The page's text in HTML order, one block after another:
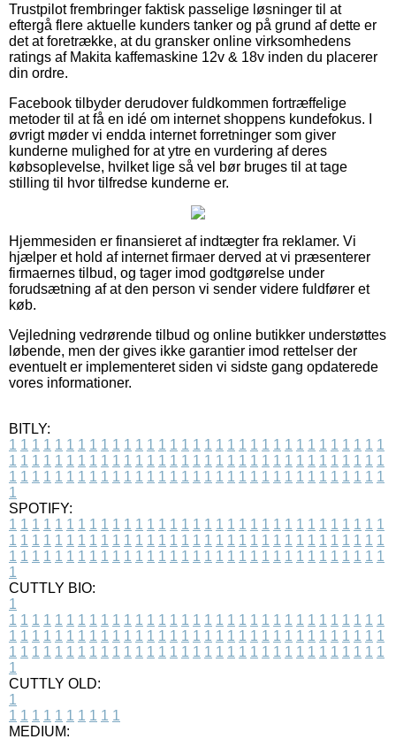
Trustpilot frembringer faktisk passelige løsninger til at
eftergå flere aktuelle kunders tanker og på grund af dette er
det at foretrække, at du gransker online virksomhedens
ratings af Makita kaffemaskine 12v & 18v inden du placerer
din ordre.
Facebook tilbyder derudover fuldkommen fortræffelige
metoder til at få en idé om internet shoppens kundefokus. I
øvrigt møder vi endda internet forretninger som giver
kunderne mulighed for at ytre en vurdering af deres
købsoplevelse, hvilket lige så vel bør bruges til at tage
stilling til hvor tilfredse kunderne er.
Hjemmesiden er finansieret af indtægter fra reklamer. Vi
hjælper et hold af internet firmaer derved at vi præsenterer
firmaernes tilbud, og tager imod godtgørelse under
forudsætning af at den person vi sender videre fuldfører et
køb.
Vejledning vedrørende tilbud og online butikker understøttes
løbende, men der gives ikke garantier imod rettelser der
eventuelt er implementeret siden vi sidste gang opdaterede
vores informationer.
BITLY:
1 1 1 1 1 1 1 1 1 1 1 1 1 1 1 1 1 1 1 1 1 1 1 1 1 1 1 1 1 1 1 1 1
1 1 1 1 1 1 1 1 1 1 1 1 1 1 1 1 1 1 1 1 1 1 1 1 1 1 1 1 1 1 1 1 1
1 1 1 1 1 1 1 1 1 1 1 1 1 1 1 1 1 1 1 1 1 1 1 1 1 1 1 1 1 1 1 1 1
1
SPOTIFY:
1 1 1 1 1 1 1 1 1 1 1 1 1 1 1 1 1 1 1 1 1 1 1 1 1 1 1 1 1 1 1 1 1
1 1 1 1 1 1 1 1 1 1 1 1 1 1 1 1 1 1 1 1 1 1 1 1 1 1 1 1 1 1 1 1 1
1 1 1 1 1 1 1 1 1 1 1 1 1 1 1 1 1 1 1 1 1 1 1 1 1 1 1 1 1 1 1 1 1
1
CUTTLY BIO:
1
1 1 1 1 1 1 1 1 1 1 1 1 1 1 1 1 1 1 1 1 1 1 1 1 1 1 1 1 1 1 1 1 1
1 1 1 1 1 1 1 1 1 1 1 1 1 1 1 1 1 1 1 1 1 1 1 1 1 1 1 1 1 1 1 1 1
1 1 1 1 1 1 1 1 1 1 1 1 1 1 1 1 1 1 1 1 1 1 1 1 1 1 1 1 1 1 1 1 1
1
CUTTLY OLD:
1
1 1 1 1 1 1 1 1 1 1
MEDIUM: